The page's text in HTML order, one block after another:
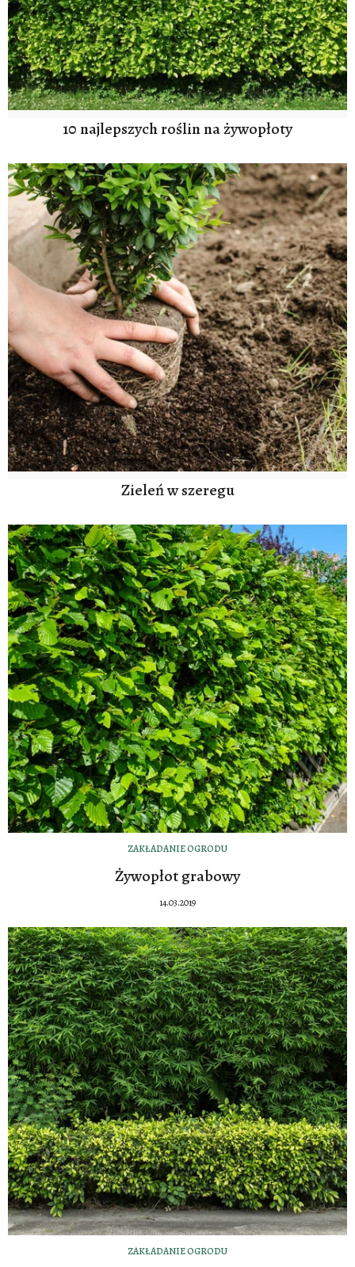
10 najlepszych roślin na żywopłoty
Zieleń w szeregu
ZAKŁADANIE OGRODU
Żywopłot grabowy
14.03.2019
ZAKŁADANIE OGRODU